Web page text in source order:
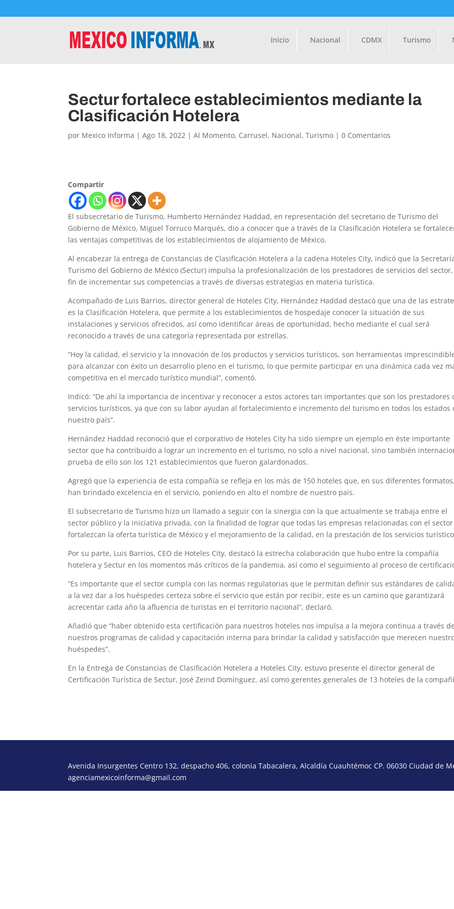
Inicio Nacional CDMX Turismo
Sectur fortalece establecimientos mediante la
Clasificación Hotelera
por Mexico Informa |Ago 18, 2022 |Al Momento, Carrusel, Nacional,Turismo |0 Comentarios
Compartir
El subsecretario de Turismo, Humberto Hernández Haddad, en representación del secretario de Turismo del
Gobierno de México, Miguel Torruco Marqués, dio a conocer que a través de la Clasificación Hotelera se
las ventajas competitivas de los establecimientos de alojamiento de México.
Al encabezar la entrega de Constancias de Clasificación Hotelera a la cadena Hoteles City, indicó que la
Turismo del Gobierno de México (Sectur) impulsa la profesionalización de los prestadores de servicios del sector,
fin de incrementar sus competencias a través de diversas estrategias en materia turística.
Acompañado de Luis Barrios, director general de Hoteles City, Hernández Haddad destacó que una de las
es la Clasificación Hotelera, que permite a los establecimientos de hospedaje conocer la situación de sus
instalaciones y servicios ofrecidos, así como identificar áreas de oportunidad, hecho mediante el cual será
reconocido a través de una categoría representada por estrellas.
“Hoy la calidad, el servicio y la innovación de los productos y servicios turísticos, son herramientas
para alcanzar con éxito un desarrollo pleno en el turismo, lo que permite participar en una dinámica cada vez
competitiva en el mercado turístico mundial”, comentó.
Indicó: “De ahí la importancia de incentivar y reconocer a estos actores tan importantes que son los prestadores
servicios turísticos, ya que con su labor ayudan al fortalecimiento e incremento del turismo en todos los estados
nuestro país”.
Hernández Haddad reconoció que el corporativo de Hoteles City ha sido siempre un ejemplo en éste importante
sector que ha contribuido a lograr un incremento en el turismo, no solo a nivel nacional, sino también
prueba de ello son los 121 establecimientos que fueron galardonados.
Agregó que la experiencia de esta compañía se refleja en los más de 150 hoteles que, en sus diferentes formatos,
han brindado excelencia en el servicio, poniendo en alto el nombre de nuestro país.
El subsecretario de Turismo hizo un llamado a seguir con la sinergia con la que actualmente se trabaja entre el
sector público y la iniciativa privada, con la finalidad de lograr que todas las empresas relacionadas con el sector
fortalezcan la oferta turística de México y el mejoramiento de la calidad, en la prestación de los servicios
Por su parte, Luis Barrios, CEO de Hoteles City, destacó la estrecha colaboración que hubo entre la compañía
hotelera y Sectur en los momentos más críticos de la pandemia, así como el seguimiento al proceso de
“Es importante que el sector cumpla con las normas regulatorias que le permitan definir sus estándares de
a la vez dar a los huéspedes certeza sobre el servicio que están por recibir, este es un camino que garantizará
acrecentar cada año la afluencia de turistas en el territorio nacional”, declaró.
Añadió que “haber obtenido esta certificación para nuestros hoteles nos impulsa a la mejora continua a través de
nuestros programas de calidad y capacitación interna para brindar la calidad y satisfacción que merecen
huéspedes”.
En la Entrega de Constancias de Clasificación Hotelera a Hoteles City, estuvo presente el director general de
Certificación Turística de Sectur, José Zeind Domínguez, así como gerentes generales de 13 hoteles de la
Avenida Insurgentes Centro 132, despacho 406, colonia Tabacalera, Alcaldía Cuauhtémoc CP. 06030 Ciudad de
agenciamexicoinforma@gmail.com